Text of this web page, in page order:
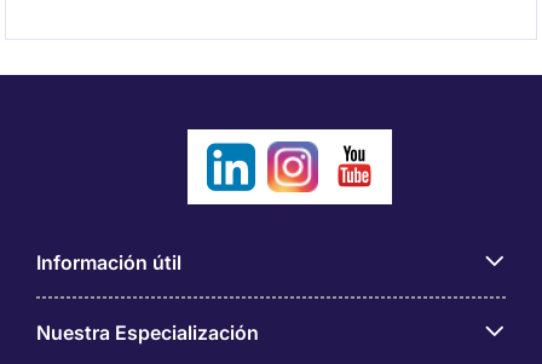
Información útil
Nuestra Especialización